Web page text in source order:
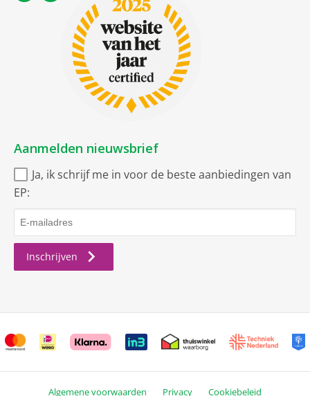
Aanmelden nieuwsbrief
Ja, ik schrijf me in voor de beste aanbiedingen van
EP:
Inschrijven
Algemene voorwaarden Privacy Cookiebeleid